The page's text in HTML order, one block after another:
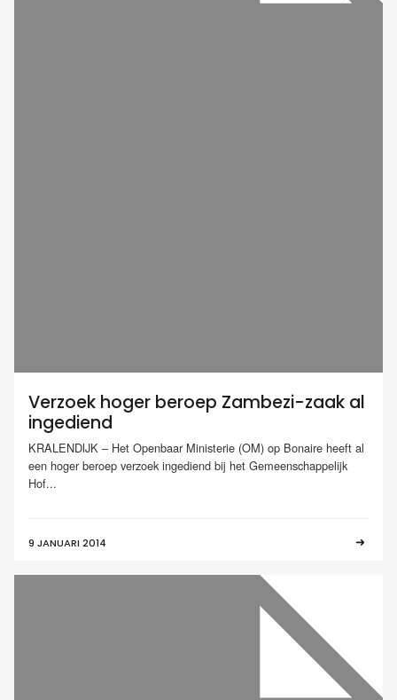
Verzoek hoger beroep Zambezi-zaak al
ingediend
KRALENDIJK – Het Openbaar Ministerie (OM) op Bonaire heeft al
een hoger beroep verzoek ingediend bij het Gemeenschappelijk
Hof...
9 JANUARI 2014